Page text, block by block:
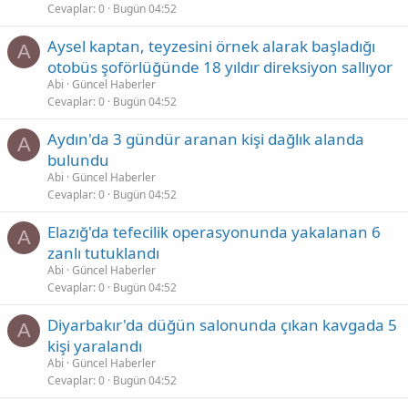
Cevaplar 0 Bugün 04:52
A
Aysel kaptan, teyzesini örnek alarak başladığı
otobüs şoförlüğünde 18 yıldır direksiyon sallıyor
Abi Güncel Haberler
Cevaplar 0 Bugün 04:52
A
Aydın'da 3 gündür aranan kişi dağlık alanda
bulundu
Abi Güncel Haberler
Cevaplar 0 Bugün 04:52
A
Elazığ'da tefecilik operasyonunda yakalanan 6
zanlı tutuklandı
Abi Güncel Haberler
Cevaplar 0 Bugün 04:52
A
Diyarbakır'da düğün salonunda çıkan kavgada 5
kişi yaralandı
Abi Güncel Haberler
Cevaplar 0 Bugün 04:52